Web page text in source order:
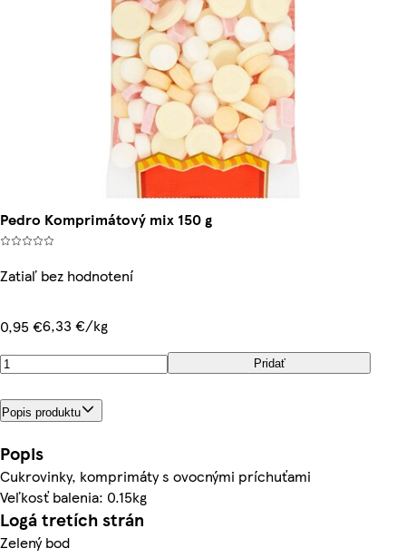
Pedro Komprimátový mix 150 g
Zatiaľ bez hodnotení
0,95 €6,33 €/kg
Pridať
Popis produktu
Popis
Cukrovinky, komprimáty s ovocnými príchuťami
Veľkosť balenia: 0.15kg
Logá tretích strán
Zelený bod